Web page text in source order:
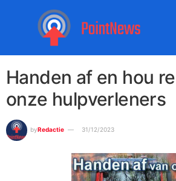
Handen af en hou
onze hulpverleners
byRedactie 31/12/2023